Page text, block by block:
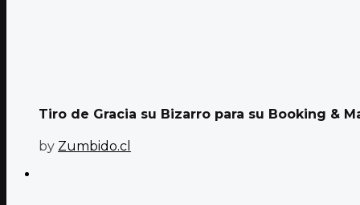
Tiro de Gracia su Bizarro para su Booking &
by Zumbido.cl